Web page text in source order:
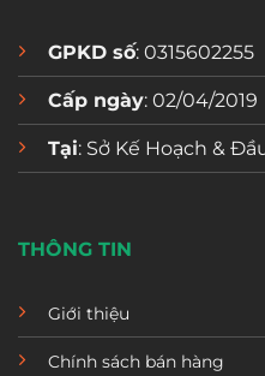
GPKD số: 0315602255
Cấp ngày: 02/04/2019
Tại: Sở Kế Hoạch &
THÔNG TIN
Giới thiệu
Chính sách bán hàng